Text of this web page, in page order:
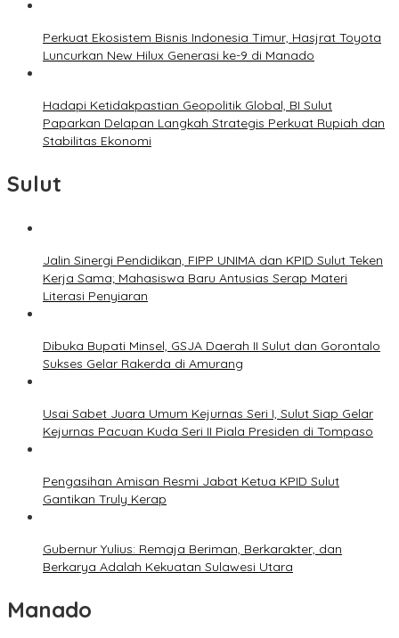
Perkuat Ekosistem Bisnis Indonesia Timur, Hasjrat Toyota
Luncurkan New Hilux Generasi ke-9 di Manado
Hadapi Ketidakpastian Geopolitik Global, BI Sulut
Paparkan Delapan Langkah Strategis Perkuat Rupiah dan
Stabilitas Ekonomi
Sulut
Jalin Sinergi Pendidikan, FIPP UNIMA dan KPID Sulut Teken
Kerja Sama; Mahasiswa Baru Antusias Serap Materi
Literasi Penyiaran
Dibuka Bupati Minsel, GSJA Daerah II Sulut dan Gorontalo
Sukses Gelar Rakerda di Amurang
Usai Sabet Juara Umum Kejurnas Seri I, Sulut Siap Gelar
Kejurnas Pacuan Kuda Seri II Piala Presiden di Tompaso
Pengasihan Amisan Resmi Jabat Ketua KPID Sulut
Gantikan Truly Kerap
Gubernur Yulius: Remaja Beriman, Berkarakter, dan
Berkarya Adalah Kekuatan Sulawesi Utara
Manado